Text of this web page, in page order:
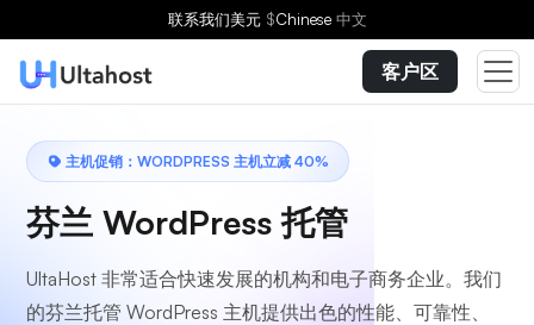
联系我们美元 $Chinese 中文
客户区
主机促销：WORDPRESS 主机立减 40%
芬兰 WordPress 托管
UltaHost 非常适合快速发展的机构和电子商务企业。我们
的芬兰托管 WordPress 主机提供出色的性能、可靠性、